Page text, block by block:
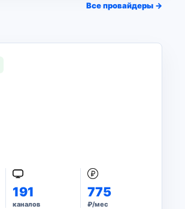
Все провайдеры →
191
каналов
775
₽/мес